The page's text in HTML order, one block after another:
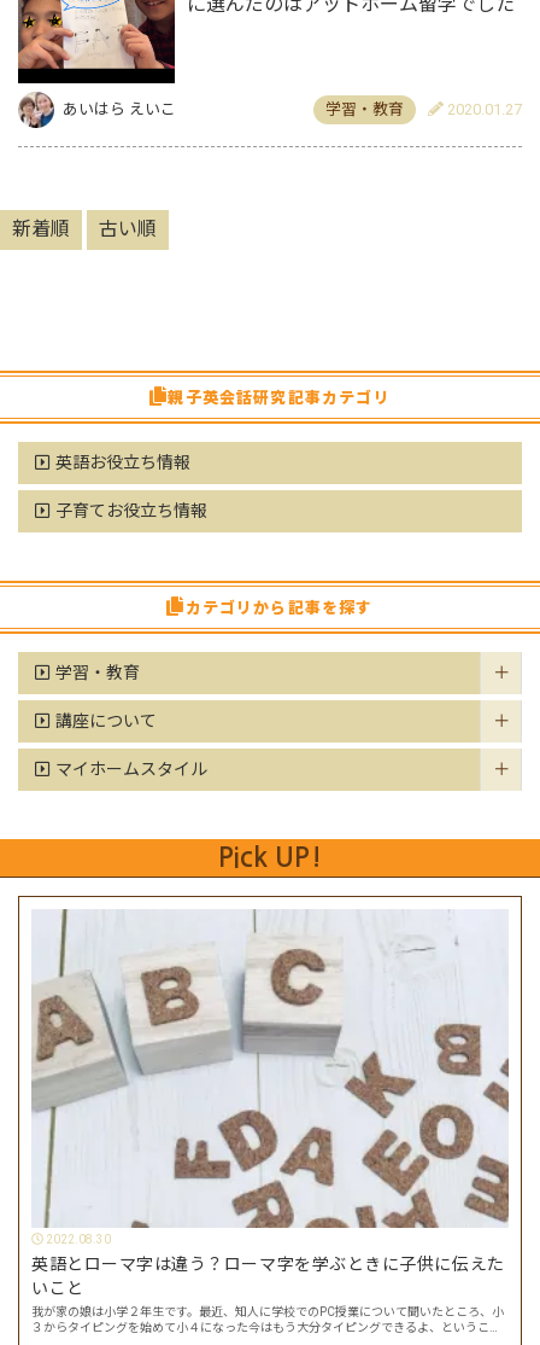
あいはら えいこ 学習・教育 2020.01.27
新着順 古い順
親子英会話研究記事カテゴリ
英語お役立ち情報
子育てお役立ち情報
カテゴリから記事を探す
学習・教育
講座について
マイホームスタイル
Pick UP!
2022.08.30
英語とローマ字は違う？ローマ字を学ぶときに子供に伝えた
いこと
我が家の娘は小学２年生です。最近、知人に学校でのPC授業について聞いたところ、小
３からタイピングを始めて小４になった今はもう大分タイピングできるよ、ということ